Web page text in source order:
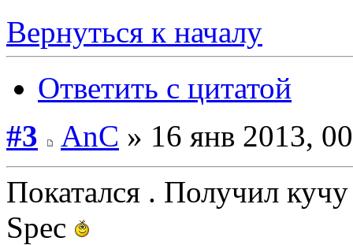
Вернуться к началу
Ответить с цитатой
#3
AnC » 16 янв 2013,
Покатался . Получил
Spec